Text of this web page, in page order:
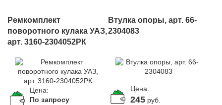
Ремкомплект
поворотного кулака УАЗ,
арт. 3160-2304052РК
Цена:
По запросу
Втулка опоры, арт. 66-
2304083
Цена:
245 руб.